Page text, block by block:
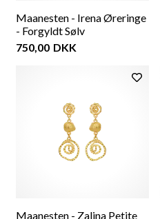
Maanesten - Irena Øreringe
- Forgyldt Sølv
750,00 DKK
Maanesten - Zalina Petite